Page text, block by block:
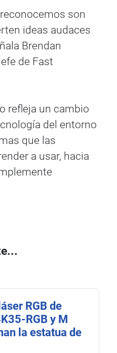
son
ideas audaces
Brendan
de Fast
refleja un cambio
del entorno
que las
a usar, hacia
RGB de
RGB y M
la estatua de